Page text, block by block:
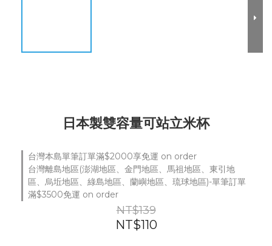
日本製雙容量可站立米杯
台灣本島單筆訂單滿$2000享免運 on order
台灣離島地區(澎湖地區、金門地區、馬祖地區、東引地
區、烏坵地區、綠島地區、蘭嶼地區、琉球地區)-單筆訂單
滿$3500免運 on order
NT$139
NT$110